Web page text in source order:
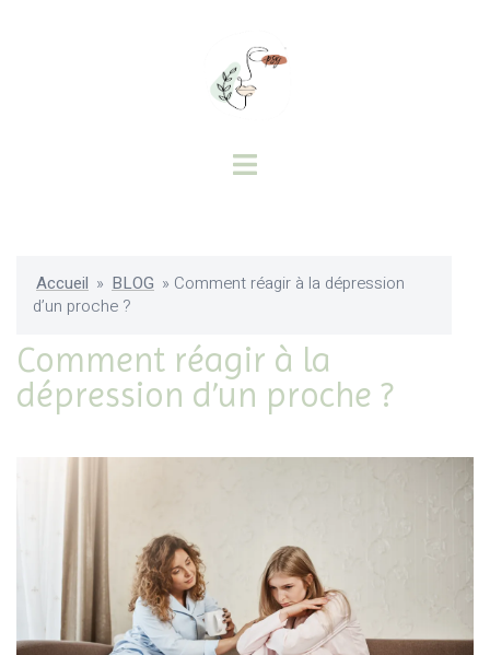
Accueil » BLOG » Comment réagir à la dépression
d’un proche ?
Comment réagir à la
dépression d’un proche ?